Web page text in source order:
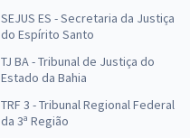
SEJUS ES - Secretaria da Justiça
do Espírito Santo
TJ BA - Tribunal de Justiça do
Estado da Bahia
TRF 3 - Tribunal Regional Federal
da 3ª Região